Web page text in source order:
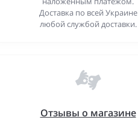
Доставка по всей Украине
любой службой доставки.
Отзывы о магазине